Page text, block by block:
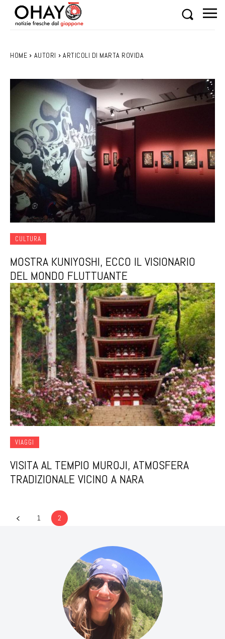
HOME AUTORI ARTICOLI DI MARTA ROVIDA
CULTURA
MOSTRA KUNIYOSHI, ECCO IL VISIONARIO
DEL MONDO FLUTTUANTE
VIAGGI
VISITA AL TEMPIO MUROJI, ATMOSFERA
TRADIZIONALE VICINO A NARA
1 2